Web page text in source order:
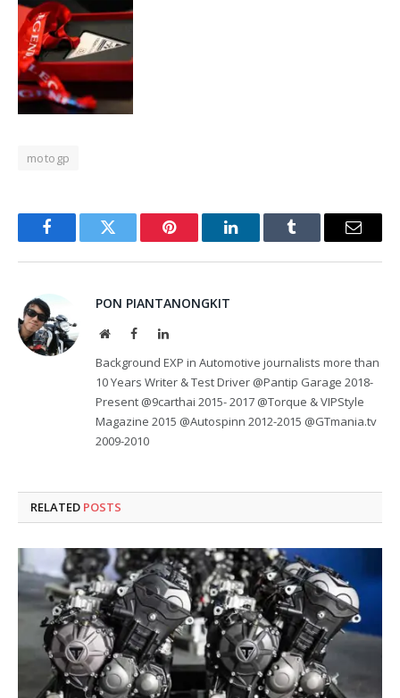
motogp
FacebookTwitter Pinterest LinkedInTumblr Email
PON PIANTANONGKIT
WebsiteFacebookLinkedIn
Background EXP in Automotive journalists more than
10 Years Writer & Test Driver @Pantip Garage 2018-
Present @9carthai 2015- 2017 @Torque & VIPStyle
Magazine 2015 @Autospinn 2012-2015 @GTmania.tv
2009-2010
RELATED POSTS